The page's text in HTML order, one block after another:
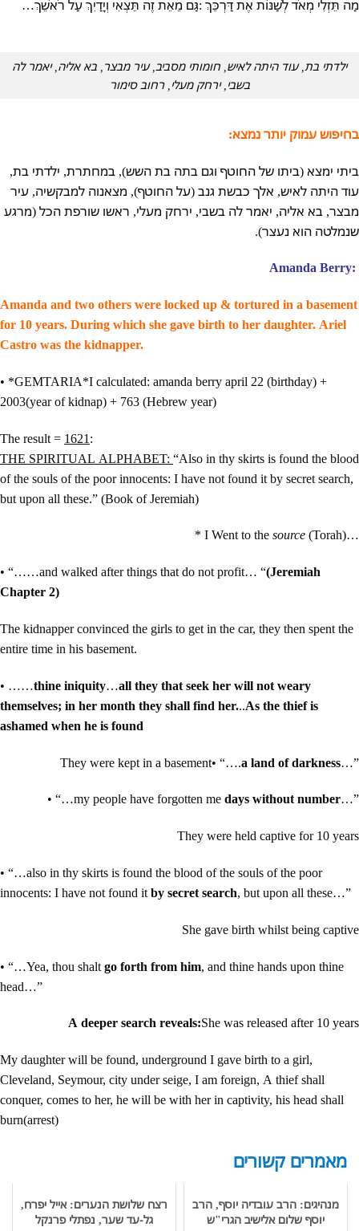
מַה תֵּזְלִי מְאֹד לְשַׁנּוֹת אֶת דַּרְכֵּךְ :גַּם מֵאֵת זֶה תֵּצְאִי וְיָדַיִךְ עַל רֹאשֵׁךְ…
ילדתי בת, עוד היתה לאיש, חומותי מסביב, עיר מבצר, בא אליה, יאמר לה
בשבי, ירחק מעלי, רחוב סימור
בחיפוש עמוק יותר נמצא:
ביתי ימצא (ביתו של החוטף וגם בתה בת השש), במחתרת, ילדתי בת,
עוד היתה לאיש, אלך כבשת גנב (על החוטף), מצאנוה למבקשיה, עיר
מבצר, בא אליה, יאמר לה בשבי, ירחק מעלי, ראשו שורפת הכל (מרגע
שנמלטה הוא נעצר).
Amanda Berry:
Amanda and two others were locked up & tortured in a basement
for 10 years. During which she gave birth to her daughter. Ariel
Castro was the kidnapper.
• *GEMTARIA*I calculated: amanda berry april 22 (birthday) +
2003(year of kidnap) + 763 (Hebrew year)
The result = 1621:
THE SPIRITUAL ALPHABET: “Also in thy skirts is found the blood
of the souls of the poor innocents: I have not found it by secret search,
but upon all these.” (Book of Jeremiah)
* I Went to thesource(Torah)…
• “……and walked after things that do not profit… “(Jeremiah
Chapter 2)
The kidnapper convinced the girls to get in the car, they then spent the
entire time in his basement.
• ……thine iniquity…all they that seek her will not weary
themselves; in her month they shall find her...As the thief is
ashamed when he is found
• “….a land of darkness…”
They were kept in a basement
• “…my people have forgotten medays without number…”
They were held captive for 10 years
• “…also in thy skirts is found the blood of the souls of the poor
innocents: I have not found itby secret search, but upon all these…”
She gave birth whilst being captive
• “…Yea, thou shaltgo forth from him, and thine hands upon thine
head…”
She was released after 10 years
A deeper search reveals:
My daughter will be found, underground I gave birth to a girl,
Cleveland, Seymour, city under seige, I am foreign, A thief shall
conquer, comes to her, he will be with her in captivity, his head shall
burn(arrest)
מאמרים קשורים
מנהיגים: הרב עובדיה יוסף, הרב
יוסף שלום אלישיב הגרי"ש
רצח שלושת הנערים: אייל יפרח,
גל-עד שער, נפתלי פרנקל